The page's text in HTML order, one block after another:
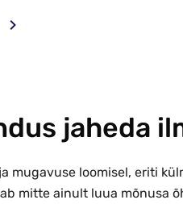
jaheda
mugavuse loomisel, eriti
mitte ainult luua mõnusa